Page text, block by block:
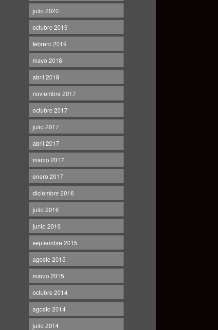
julio 2020
octubre 2019
febrero 2019
mayo 2018
abril 2018
noviembre 2017
octubre 2017
julio 2017
abril 2017
marzo 2017
enero 2017
diciembre 2016
julio 2016
junio 2016
septiembre 2015
agosto 2015
marzo 2015
octubre 2014
agosto 2014
julio 2014